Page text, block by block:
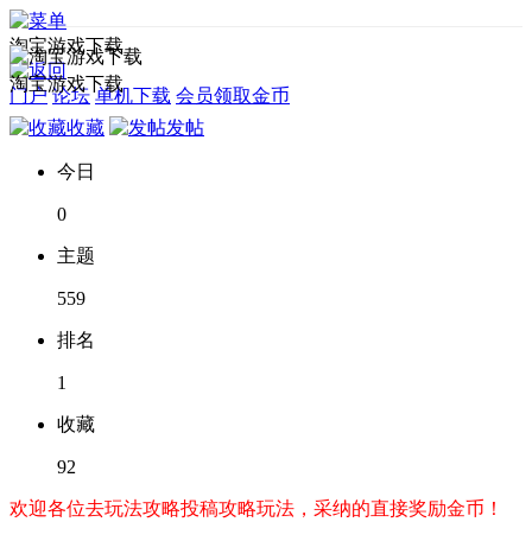
淘宝游戏下载
门户 论坛 单机下载 会员领取金币
淘宝游戏下载
收藏 发帖
今日
0
主题
559
排名
1
收藏
92
欢迎各位去玩法攻略投稿攻略玩法，采纳的直接奖励金币！